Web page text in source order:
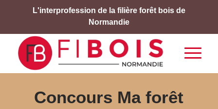
L'interprofession de la filière forêt bois de
Normandie
Concours Ma forêt